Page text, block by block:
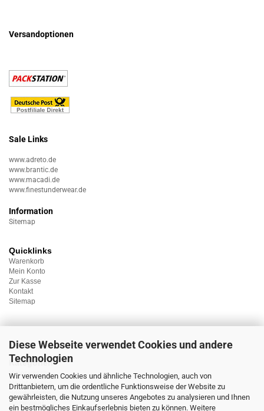
Diese Webseite verwendet Cookies und andere
Technologien
Wir verwenden Cookies und ähnliche Technologien, auch von
Drittanbietern, um die ordentliche Funktionsweise der Website zu
gewährleisten, die Nutzung unseres Angebotes zu analysieren und Ihnen
ein bestmögliches Einkaufserlebnis bieten zu können. Weitere
Versandoptionen
Sale Links
www.adreto.de
www.brantic.de
www.macadi.de
www.finestunderwear.de
Information
Sitemap
Quicklinks
Warenkorb
Mein Konto
Zur Kasse
Kontakt
Sitemap
Kategorien
Unterwäsche
Nachtwäsche
Sportwäsche
Homewear